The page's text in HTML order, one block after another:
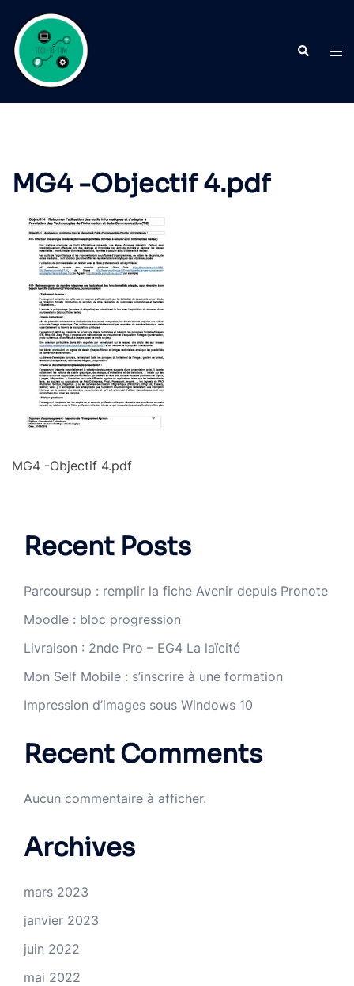
contenu
MG4 -Objectif 4.pdf
MG4 -Objectif 4.pdf
Recent Posts
Parcoursup : remplir la fiche Avenir depuis Pronote
Moodle : bloc progression
Livraison : 2nde Pro – EG4 La laïcité
Mon Self Mobile : s’inscrire à une formation
Impression d’images sous Windows 10
Recent Comments
Aucun commentaire à afficher.
Archives
mars 2023
janvier 2023
juin 2022
mai 2022